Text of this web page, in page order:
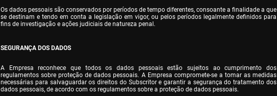
Os dados pessoais são conservados por períodos de tempo diferentes, consoante a finalidade a que
se destinam e tendo em conta a legislação em vigor, ou pelos períodos legalmente definidos para
fins de investigação e ações judiciais de natureza penal.
SEGURANÇA DOS DADOS
A Empresa reconhece que todos os dados pessoais estão sujeitos ao cumprimento dos
regulamentos sobre proteção de dados pessoais. A Empresa compromete-se a tomar as medidas
necessárias para salvaguardar os direitos do Subscritor e garantir a segurança do tratamento dos
dados pessoais, de acordo com os regulamentos sobre a proteção de dados pessoais.